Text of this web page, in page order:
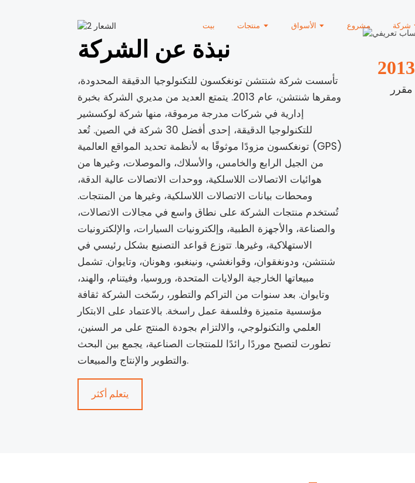
بيت منتجات الأسواق مشروع شركة
2013
مقرر
نبذة عن الشركة
تأسست شركة شنتشن تونغكسون للتكنولوجيا الدقيقة المحدودة،
ومقرها شنتشن، عام 2013. يتمتع العديد من مديري الشركة بخبرة
إدارية في شركات مدرجة مرموقة، منها شركة لوكسشير
للتكنولوجيا الدقيقة، إحدى أفضل 30 شركة في الصين. تُعد
تونغكسون مزودًا موثوقًا به لأنظمة تحديد المواقع العالمية (GPS)
من الجيل الرابع والخامس، والأسلاك، والموصلات، وغيرها من
هوائيات الاتصالات اللاسلكية، ووحدات الاتصالات عالية الدقة،
ومحطات بيانات الاتصالات اللاسلكية، وغيرها من المنتجات.
تُستخدم منتجات الشركة على نطاق واسع في مجالات الاتصالات،
والصناعة، والأجهزة الطبية، وإلكترونيات السيارات، والإلكترونيات
الاستهلاكية، وغيرها. تتوزع قواعد التصنيع بشكل رئيسي في
شنتشن، ودونغقوان، وقوانغشي، ونينغبو، وهونان، وتايوان. تشمل
مبيعاتها الخارجية الولايات المتحدة، وروسيا، وفيتنام، والهند،
وتايوان. بعد سنوات من التراكم والتطور، رسّخت الشركة ثقافة
مؤسسية متميزة وفلسفة عمل راسخة. بالاعتماد على الابتكار
العلمي والتكنولوجي، والالتزام بجودة المنتج على مر السنين،
تطورت لتصبح موردًا رائدًا للمنتجات الصناعية، يجمع بين البحث
والتطوير والإنتاج والمبيعات.
يتعلم أكثر